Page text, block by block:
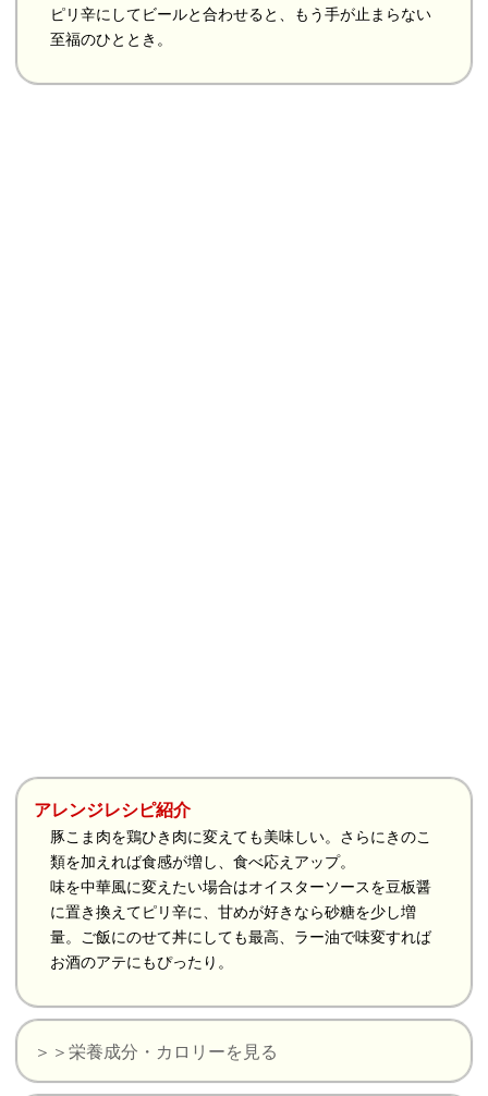
ピリ辛にしてビールと合わせると、もう手が止まらない
至福のひととき。
アレンジレシピ紹介
豚こま肉を鶏ひき肉に変えても美味しい。さらにきのこ
類を加えれば食感が増し、食べ応えアップ。
味を中華風に変えたい場合はオイスターソースを豆板醤
に置き換えてピリ辛に、甘めが好きなら砂糖を少し増
量。ご飯にのせて丼にしても最高、ラー油で味変すれば
お酒のアテにもぴったり。
＞＞栄養成分・カロリーを見る